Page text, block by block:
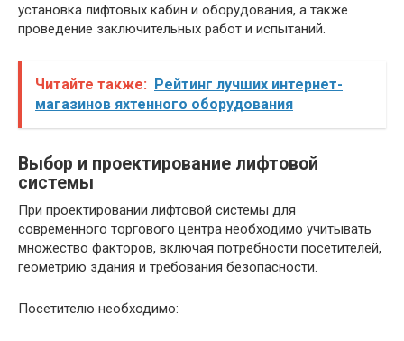
установка лифтовых кабин и оборудования, а также
проведение заключительных работ и испытаний.
Читайте также: Рейтинг лучших интернет-
магазинов яхтенного оборудования
Выбор и проектирование лифтовой
системы
При проектировании лифтовой системы для
современного торгового центра необходимо учитывать
множество факторов, включая потребности посетителей,
геометрию здания и требования безопасности.
Посетителю необходимо: